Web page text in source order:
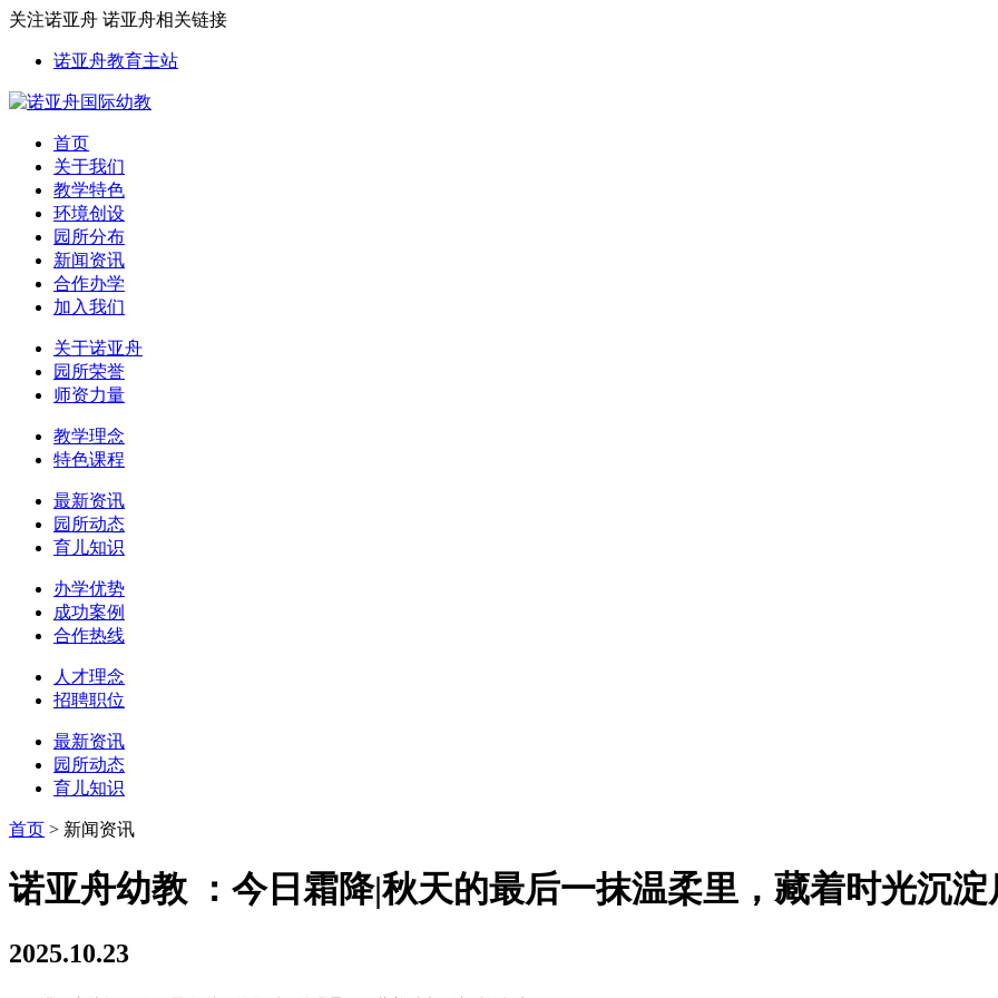
关注诺亚舟 诺亚舟相关链接
诺亚舟教育主站
首页
关于我们
教学特色
环境创设
园所分布
新闻资讯
合作办学
加入我们
关于诺亚舟
园所荣誉
师资力量
教学理念
特色课程
最新资讯
园所动态
育儿知识
办学优势
成功案例
合作热线
人才理念
招聘职位
最新资讯
园所动态
育儿知识
首页 > 新闻资讯
诺亚舟幼教 ：今日霜降|秋天的最后一抹温柔里，藏着时光沉
2025.10.23